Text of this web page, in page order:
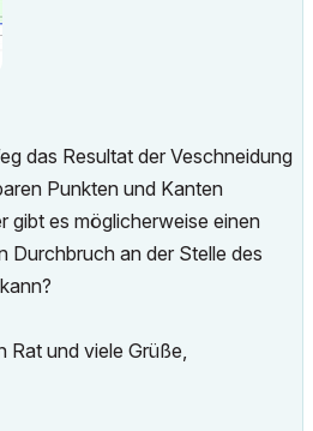
das Resultat der Veschneidung
Punkten und Kanten
gibt es möglicherweise einen
Durchbruch an der Stelle des
Rat und viele Grüße,